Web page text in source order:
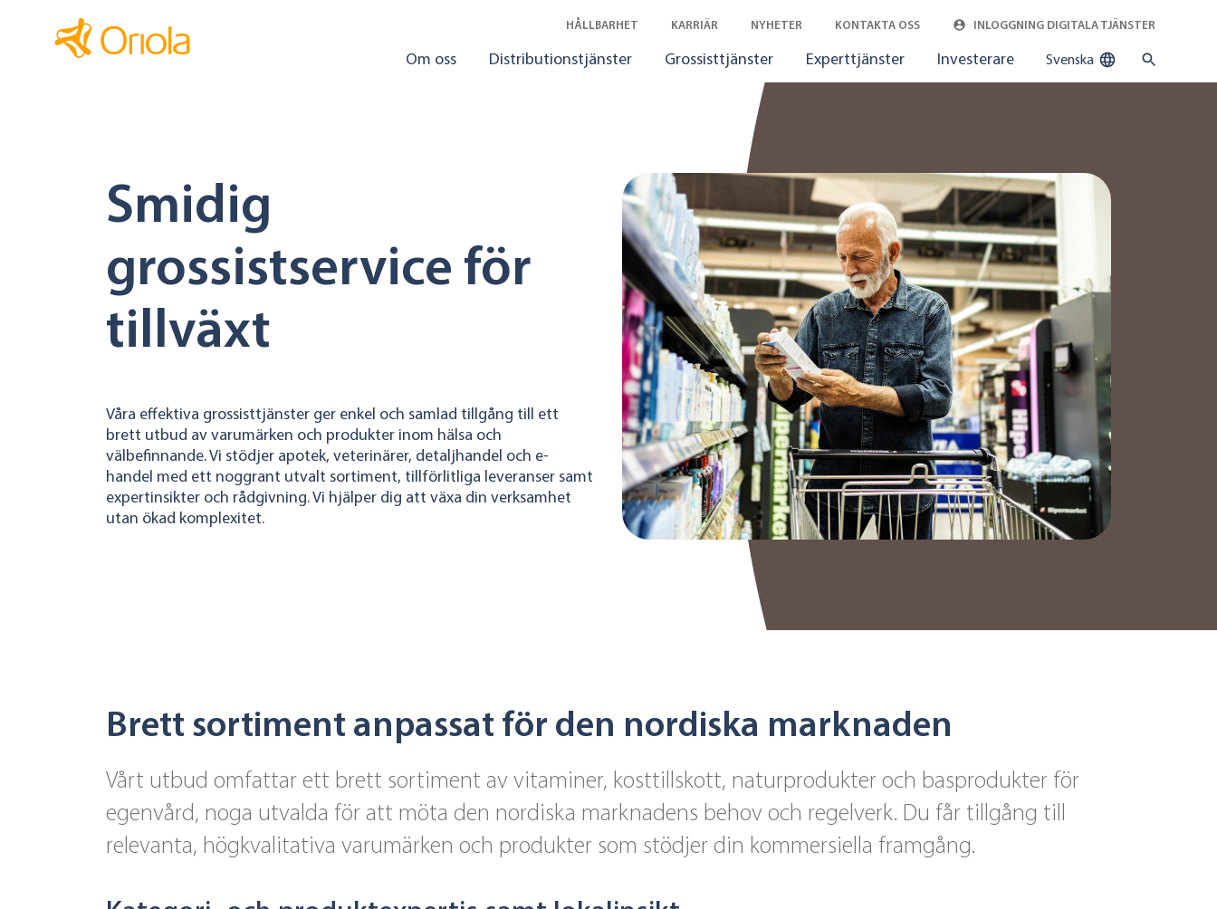
HÅLLBARHET KARRIÄR NYHETER KONTAKTA OSS INLOGGNING DIGITALA TJÄNSTER
Om oss Distributionstjänster Grossisttjänster Experttjänster Investerare Svenska
Smidig
grossistservice för
tillväxt
Våra effektiva grossisttjänster ger enkel och samlad tillgång till ett
brett utbud av varumärken och produkter inom hälsa och
välbefinnande. Vi stödjer apotek, veterinärer, detaljhandel och e-
handel med ett noggrant utvalt sortiment, tillförlitliga leveranser samt
expertinsikter och rådgivning. Vi hjälper dig att växa din verksamhet
utan ökad komplexitet.
Brett sortiment anpassat för den nordiska marknaden
Vårt utbud omfattar ett brett sortiment av vitaminer, kosttillskott, naturprodukter och basprodukter för
egenvård, noga utvalda för att möta den nordiska marknadens behov och regelverk. Du får tillgång till
relevanta, högkvalitativa varumärken och produkter som stödjer din kommersiella framgång.